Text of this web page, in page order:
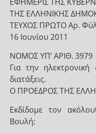
ΤΗΣ ΕΛΛΗΝΙΚΗΣ
ΤΕΥΧΟΣ ΠΡΩΤΟ Αρ.
16 Ιουνίου 2011
NOMOΣ ΥΠ’ ΑΡΙΘ. 3979
Για την ηλεκτρονική
διατάξεις.
Ο ΠΡΟΕΔΡΟΣ ΤΗΣ
Εκδίδομε τον
Βουλή: